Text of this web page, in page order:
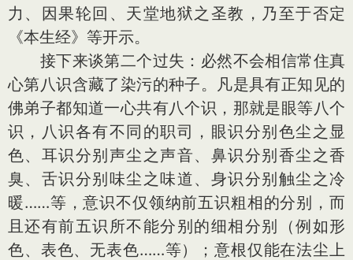
力、因果轮回、天堂地狱之圣教，乃至于否定
《本生经》等开示。
接下来谈第二个过失：必然不会相信常住真
心第八识含藏了染污的种子。凡是具有正知见的
佛弟子都知道一心共有八个识，那就是眼等八个
识，八识各有不同的职司，眼识分别色尘之显
色、耳识分别声尘之声音、鼻识分别香尘之香
臭、舌识分别味尘之味道、身识分别触尘之冷
暖……等，意识不仅领纳前五识粗相的分别，而
且还有前五识所不能分别的细相分别（例如形
色、表色、无表色……等）；意根仅能在法尘上